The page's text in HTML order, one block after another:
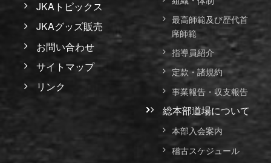
JKAトピックス
JKAグッズ販売
お問い合わせ
サイトマップ
リンク
最高師範及び歴代首
席師範
指導員紹介
定款・諸規約
事業報告・収支報告
総本部道場について
本部入会案内
稽古スケジュール